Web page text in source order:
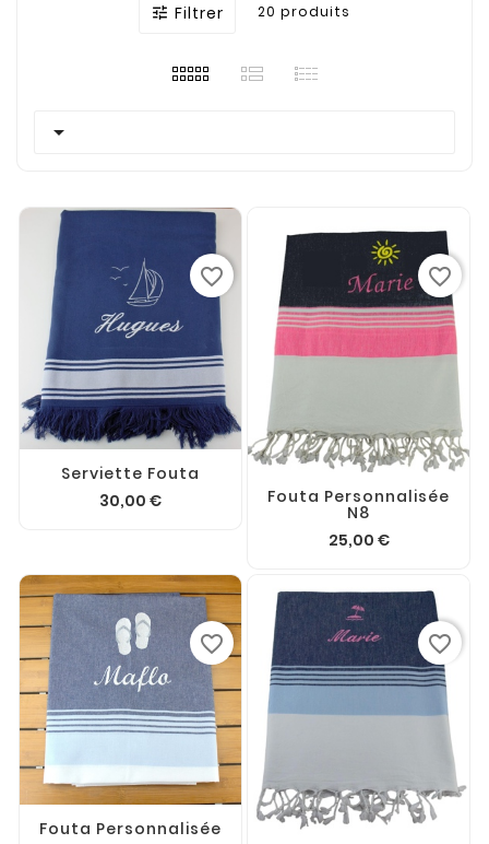
 Filtrer 20 produits

Serviette Fouta
30,00 €
favorite_border
Fouta Personnalisée
N8
25,00 €
favorite_border
Fouta Personnalisée
favorite_border favorite_border